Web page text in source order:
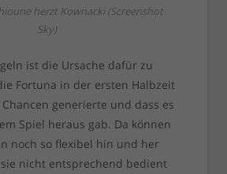
herzt Kownacki (Screenshot
Sky)
ist die Ursache dafür zu
Fortuna in der ersten Halbzeit
generierte und dass es
Spiel heraus gab. Da können
noch so flexibel hin und her
nicht entsprechend bedient